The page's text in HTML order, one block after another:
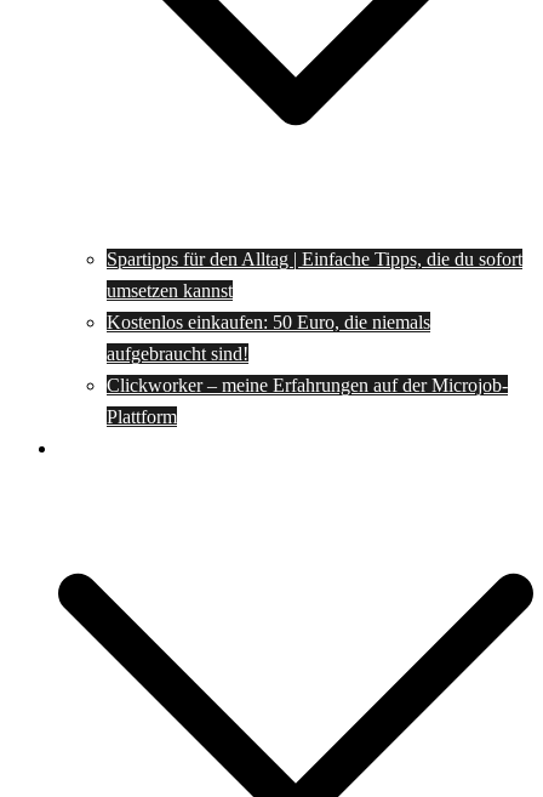
Spartipps für den Alltag | Einfache Tipps, die du sofort
umsetzen kannst
Kostenlos einkaufen: 50 Euro, die niemals
aufgebraucht sind!
Clickworker – meine Erfahrungen auf der Microjob-
Plattform